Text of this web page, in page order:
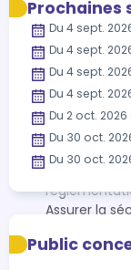
– Dernières
– Conseils
freins et de
direction
automatique) ; - Anticiper les situations de
leurs
l’allure à
décélérations…). A.3 - Prise en charge
Assurer la
risque
EXERCICES
Prochaines
Du 4 sept.
Du 4 sept.
Du 4 sept.
Du 4 sept.
Du 2 oct.
Du 30 oct.
Du 30 oct.
Public